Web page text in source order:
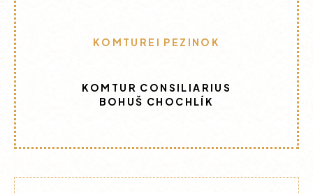
KOMTUREI PEZINOK
KOMTUR CONSILIARIUS
BOHUŠ CHOCHLÍK